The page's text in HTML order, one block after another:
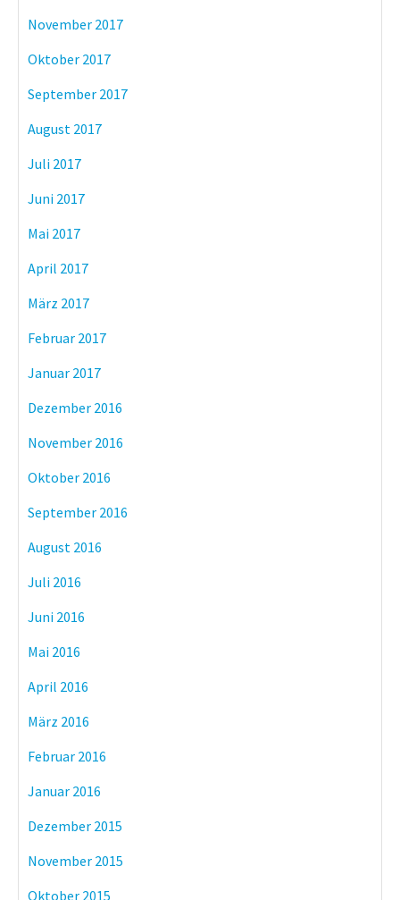
November 2017
Oktober 2017
September 2017
August 2017
Juli 2017
Juni 2017
Mai 2017
April 2017
März 2017
Februar 2017
Januar 2017
Dezember 2016
November 2016
Oktober 2016
September 2016
August 2016
Juli 2016
Juni 2016
Mai 2016
April 2016
März 2016
Februar 2016
Januar 2016
Dezember 2015
November 2015
Oktober 2015